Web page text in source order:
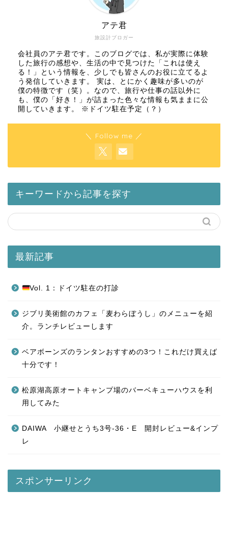
旅設計ブロガー
アテ君
会社員のアテ君です。このブログでは、私が実際に体験
した旅行の感想や、生活の中で見つけた「これは使え
る！」という情報を、少しでも皆さんのお役に立てるよ
う発信していきます。 実は、とにかく趣味が多いのが
僕の特徴です（笑）。なので、旅行や仕事の話以外に
も、僕の「好き！」が詰まった色々な情報も気ままに公
開していきます。 ※ドイツ駐在予定（？）
＼ Follow me ／
キーワードから記事を探す
最新記事
Vol. 1：ドイツ駐在の打診
ジブリ美術館のカフェ「麦わらぼうし」のメニューを紹
介。ランチレビューします
ベアボーンズのランタンおすすめの3つ！これだけ買えば
十分です！
松原湖高原オートキャンプ場のバーベキューハウスを利
用してみた
DAIWA 小継せとうち3号-36・E 開封レビュー&インプ
レ
スポンサーリンク